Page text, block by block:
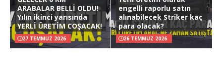
ARABALAR BELLİ OLDU!
Yılın ikinci yarısında
YERLİ ÜRETİM COŞACAK!
27 TEMMUZ 2026
engelli raporlu satın
alınabilecek Striker kaç
para olacak?
26 TEMMUZ 2026